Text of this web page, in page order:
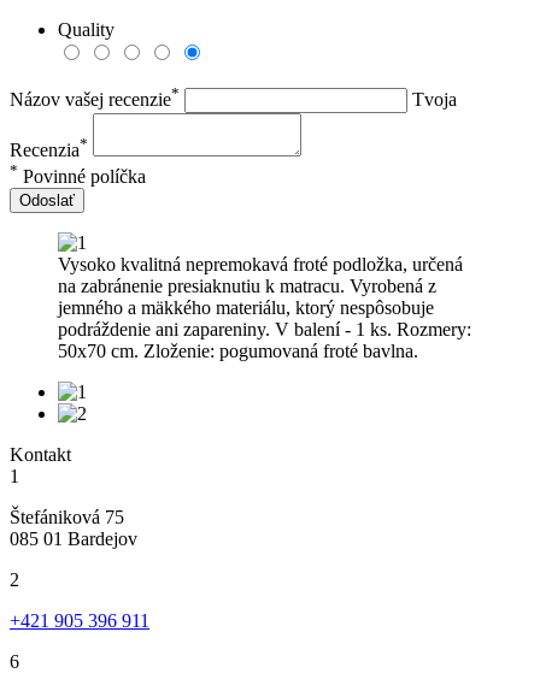
Quality
Názov vašej recenzie* Tvoja
Recenzia*
* Povinné políčka
Odoslať
Vysoko kvalitná nepremokavá froté podložka, určená
na zabránenie presiaknutiu k matracu. Vyrobená z
jemného a mäkkého materiálu, ktorý nespôsobuje
podráždenie ani zapareniny. V balení - 1 ks. Rozmery:
50x70 cm. Zloženie: pogumovaná froté bavlna.
Kontakt
1
Štefániková 75
085 01 Bardejov
2
+421 905 396 911
6